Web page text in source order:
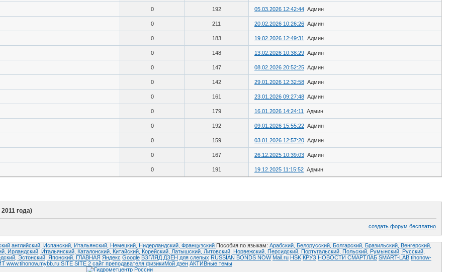
0 192 05.03.2026 12:42:44 Админ
0 211 20.02.2026 10:26:26 Админ
0 183 19.02.2026 12:49:31 Админ
0 148 13.02.2026 10:38:29 Админ
0 147 08.02.2026 20:52:25 Админ
0 142 29.01.2026 12:32:58 Админ
0 161 23.01.2026 09:27:48 Админ
0 179 16.01.2026 14:24:11 Админ
0 192 09.01.2026 15:55:22 Админ
0 159 03.01.2026 12:57:20 Админ
0 167 26.12.2025 10:39:03 Админ
0 191 19.12.2025 11:15:52 Админ
года)
создать форум бесплатно
английский, Испанский, Итальянский, Немецкий, Нидерландский, Французский Пособия по языкам: Арабский, Белорусский, Болгарский, Бразильский, Венгерский,
Ирландский, Итальянский, Каталонский, Китайский, Корейский, Латышский, Литовский, Норвежский, Персидский, Португальский, Польский, Румынский, Русский,
Эстонский, Японский. ГЛАВНАЯ Яндекс Google ВЗГЛЯД ДЗЕН для слепых RUSSIAN BONDS NOW Mail.ru HSK КРУЗ НОВОСТИ СМАРТЛАБ SMART-LAB tihonow-
www.tihonow.mybb.ru SITE SITE 2 сайт преподавателя физикиМой дзен АКТИВные темы